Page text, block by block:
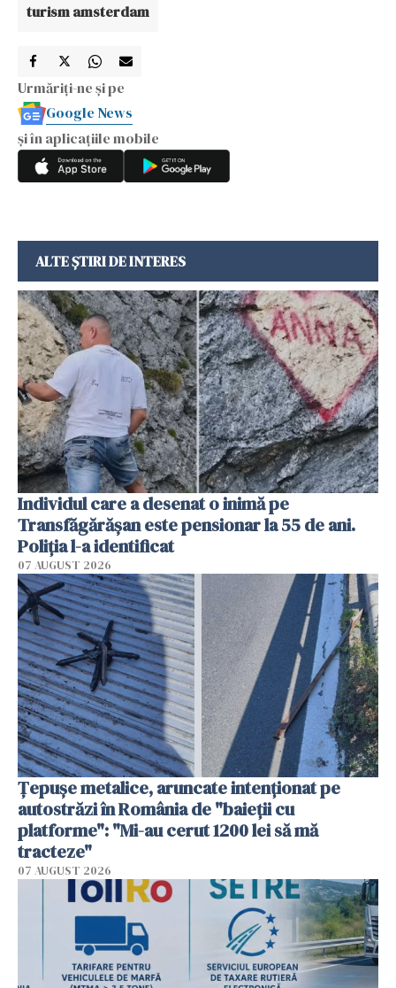
turism amsterdam
Urmăriți-ne și pe
Google News
și în aplicațiile mobile
ALTE ȘTIRI DE INTERES
Individul care a desenat o inimă pe
Transfăgărășan este pensionar la 55 de ani.
Poliția l-a identificat
07 AUGUST 2026
Țepușe metalice, aruncate intenționat pe
autostrăzi în România de "baieții cu
platforme": "Mi-au cerut 1200 lei să mă
tracteze"
07 AUGUST 2026